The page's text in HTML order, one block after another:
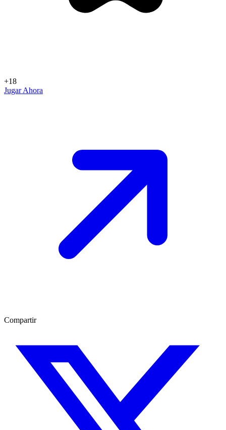
+18
Jugar Ahora
Compartir